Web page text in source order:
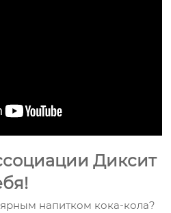
Диксит
напитком кока-кола?